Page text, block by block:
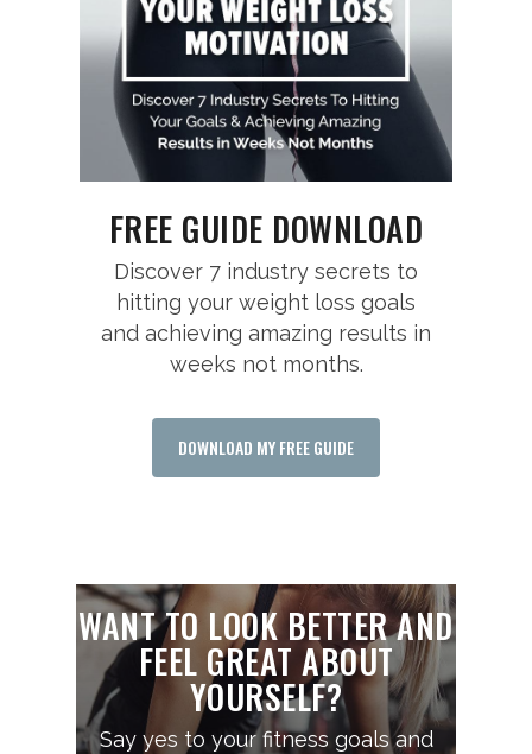
FREE GUIDE DOWNLOAD
Discover 7 industry secrets to
hitting your weight loss goals
and achieving amazing results in
weeks not months.
DOWNLOAD MY FREE GUIDE
WANT TO LOOK BETTER AND
FEEL GREAT ABOUT
YOURSELF?
Say yes to your fitness goals and